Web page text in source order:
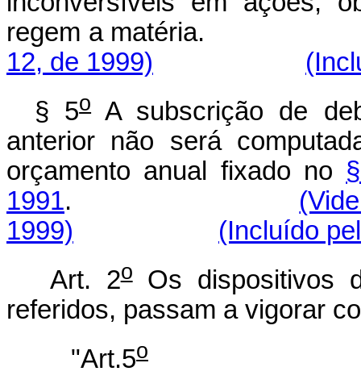
regem a
12, de 1999)
§ 5oA subscrição de
anterior não será
orçamento anual fixado no
1991.
1999)
(Incluído
Art. 2oOs dispositivos
referidos, passam a vigorar
"Art.5o